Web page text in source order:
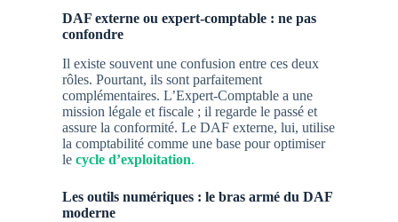
DAF externe ou expert-comptable : ne pas
confondre
Il existe souvent une confusion entre ces deux
rôles. Pourtant, ils sont parfaitement
complémentaires. L’Expert-Comptable a une
mission légale et fiscale ; il regarde le passé et
assure la conformité. Le DAF externe, lui, utilise
la comptabilité comme une base pour optimiser
le cycle d’exploitation.
Les outils numériques : le bras armé du DAF
moderne